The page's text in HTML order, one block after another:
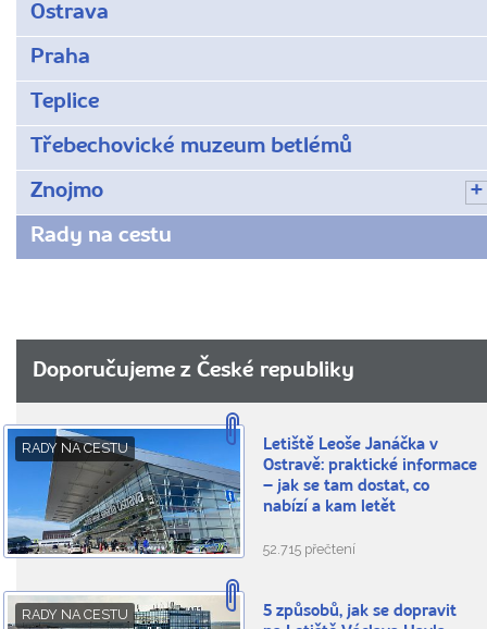
Ostrava
Praha
Teplice
Třebechovické muzeum betlémů
Znojmo
Rady na cestu
Doporučujeme z České republiky
RADY NA CESTU
Letiště Leoše Janáčka v
Ostravě: praktické informace
– jak se tam dostat, co
nabízí a kam letět
52.715 přečtení
RADY NA CESTU
5 způsobů, jak se dopravit